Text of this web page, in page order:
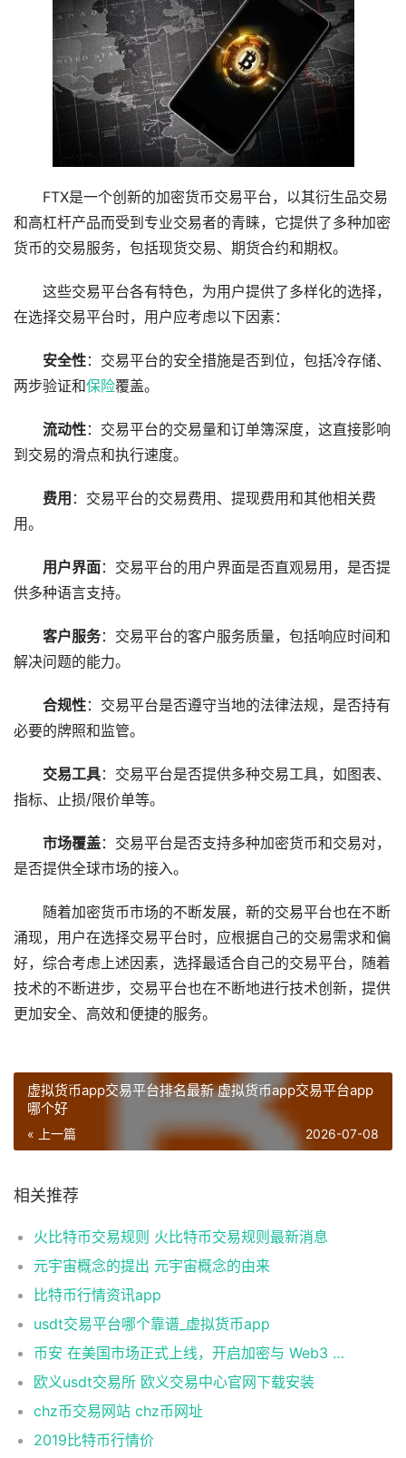
FTX是一个创新的加密货币交易平台，以其衍生品交易
和高杠杆产品而受到专业交易者的青睐，它提供了多种加密
货币的交易服务，包括现货交易、期货合约和期权。
这些交易平台各有特色，为用户提供了多样化的选择，
在选择交易平台时，用户应考虑以下因素：
安全性：交易平台的安全措施是否到位，包括冷存储、
两步验证和保险覆盖。
流动性：交易平台的交易量和订单簿深度，这直接影响
到交易的滑点和执行速度。
费用 ：交易平台的交易费用、提现费用和其他相关费
用。
用户界面：交易平台的用户界面是否直观易用，是否提
供多种语言支持。
客户服务：交易平台的客户服务质量，包括响应时间和
解决问题的能力。
合规性：交易平台是否遵守当地的法律法规，是否持有
必要的牌照和监管。
交易工具：交易平台是否提供多种交易工具，如图表、
指标、止损/限价单等。
市场覆盖：交易平台是否支持多种加密货币和交易对，
是否提供全球市场的接入。
随着加密货币市场的不断发展，新的交易平台也在不断
涌现，用户在选择交易平台时，应根据自己的交易需求和偏
好，综合考虑上述因素，选择最适合自己的交易平台，随着
技术的不断进步，交易平台也在不断地进行技术创新，提供
更加安全、高效和便捷的服务。
虚拟货币app交易平台排名最新 虚拟货币app交易平台app
哪个好
« 上一篇 2026-07-08
相关推荐
火比特币交易规则 火比特币交易规则最新消息
元宇宙概念的提出 元宇宙概念的由来
比特币行情资讯app
usdt交易平台哪个靠谱_虚拟货币app
币安 在美国市场正式上线，开启加密与 Web3 创新的全新时代！
欧义usdt交易所 欧义交易中心官网下载安装
chz币交易网站 chz币网址
2019比特币行情价